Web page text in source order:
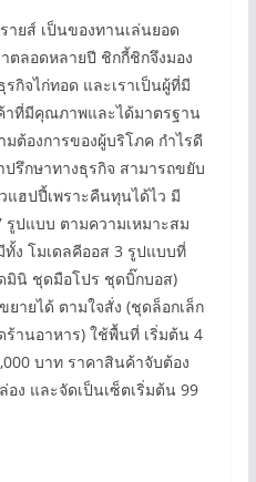
ายส์ เป็นของทานเล่นยอด
ลอดหลายปี ชิกกี้ชิกจึงมอง
กิจไก่ทอด และเราเป็นผู้ที่มี
าที่มีคุณภาพและได้มาตรฐาน
ต้องการของผู้บริโภค กำไรดี
รึกษาทางธุรกิจ สามารถขยับ
ฮปปี้เพราะคืนทุนได้ไว มี
รูปแบบ ตามความเหมาะสม
ง โมเดลคีออส 3 รูปแบบที่
มินิ ชุดมือโปร ชุดบิ๊กบอส)
ายได้ ตามใจสั่ง (ชุดล็อกเล็ก
านอาหาร) ใช้พื้นที่ เริ่มต้น 4
บาท ราคาสินค้าจับต้อง
อง และจัดเป็นเซ็ตเริ่มต้น 99